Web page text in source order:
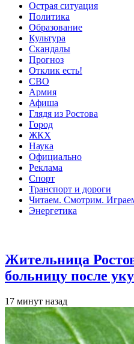
Острая ситуация
Политика
Образование
Культура
Скандалы
Прогноз
Отклик есть!
СВО
Армия
Афиша
Глядя из Ростова
Город
ЖКХ
Наука
Официально
Реклама
Спорт
Транспорт и дороги
Читаем. Смотрим.
Энергетика
Жительница
больницу после
17 минут назад